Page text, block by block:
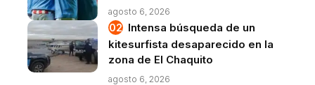
agosto 6, 2026
Intensa búsqueda de un
kitesurfista desaparecido en la
zona de El Chaquito
agosto 6, 2026